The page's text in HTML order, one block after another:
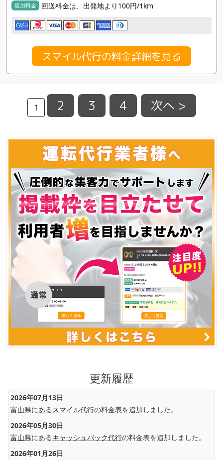
追加料金 回送料金は、出発地より100円/1km
CASH
スマイル代行の料金詳細を見る
1 2 3 4 次へ >
更新履歴
2026年07月13日
富山県にあるスマイル代行の料金表を追加しました。
2026年05月30日
富山県にあるキャッシュバック代行の料金表を追加しました。
2026年01月26日